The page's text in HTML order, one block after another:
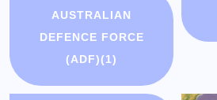
AUSTRALIAN
DEFENCE FORCE
(ADF)(1)